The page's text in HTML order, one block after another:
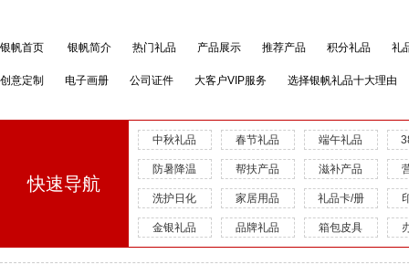
银帆首页 银帆简介 热门礼品 产品展示 推荐产品 积分礼品 礼
创意定制 电子画册 公司证件 大客户VIP服务 选择银帆礼品十大理由
快速导航
中秋礼品 春节礼品 端午礼品
防暑降温 帮扶产品 滋补产品
洗护日化 家居用品 礼品卡/册
金银礼品 品牌礼品 箱包皮具